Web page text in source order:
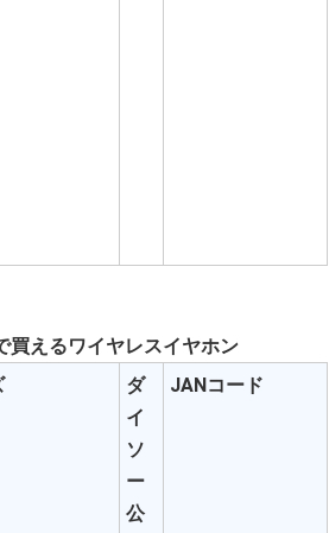
買えるワイヤレスイヤホン
ダ
イ
ソ
ー
公
JANコード